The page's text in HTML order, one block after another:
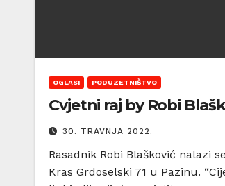
OGLASI PODUZETNIŠTVO
Cvjetni raj by Robi
30. TRAVNJA 2022.
Rasadnik Robi Blašković nalazi
Kras Grdoselski 71 u Pazinu.